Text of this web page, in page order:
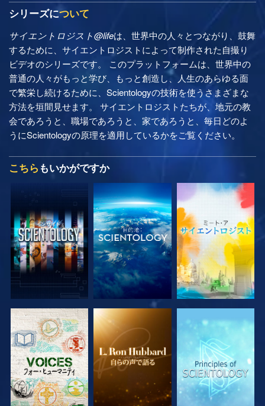
シリーズについて
サイエントロジスト@lifeは、世界中の人々とつながり、鼓舞
するために、サイエントロジストによって制作された自撮り
ビデオのシリーズです。 このプラットフォームは、世界中の
普通の人々がもっと学び、もっと創造し、人生のあらゆる面
で繁栄し続けるために、Scientologyの技術を使うさまざまな
方法を垣間見せます。 サイエントロジストたちが、地元の教
会であろうと、職場であろうと、家であろうと、毎日どのよ
うにScientologyの原理を適用しているかをご覧ください。
こちら もいかがですか
シリーズを探求 シリーズを探求 シリーズを探求